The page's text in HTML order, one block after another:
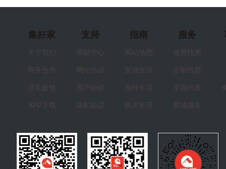
集好家
关于我们
商务合作
意见反馈
APP下载
支持
帮助中心
网站协议
用户协议
隐私协议
指南
网站地图
发现生活
海外生活
租房资讯
服务
免费找房
定制找房
学居代表
商城服务